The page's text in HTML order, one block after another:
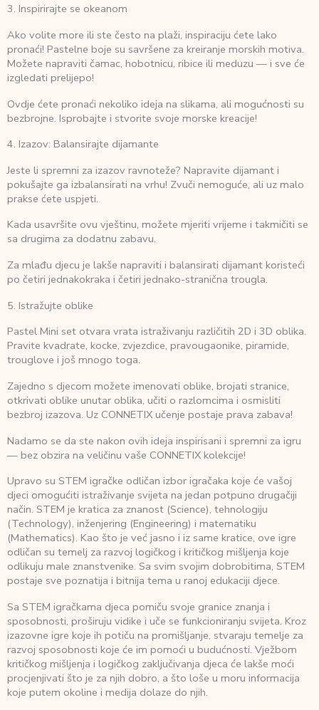
3. Inspirirajte se okeanom
Ako volite more ili ste često na plaži, inspiraciju ćete lako
pronaći! Pastelne boje su savršene za kreiranje morskih motiva.
Možete napraviti čamac, hobotnicu, ribice ili meduzu — i sve će
izgledati prelijepo!
Ovdje ćete pronaći nekoliko ideja na slikama, ali mogućnosti su
bezbrojne. Isprobajte i stvorite svoje morske kreacije!
4. Izazov: Balansirajte dijamante
Jeste li spremni za izazov ravnoteže? Napravite dijamant i
pokušajte ga izbalansirati na vrhu! Zvuči nemoguće, ali uz malo
prakse ćete uspjeti.
Kada usavršite ovu vještinu, možete mjeriti vrijeme i takmičiti se
sa drugima za dodatnu zabavu.
Za mlađu djecu je lakše napraviti i balansirati dijamant koristeći
po četiri jednakokraka i četiri jednako-stranična trougla.
5. Istražujte oblike
Pastel Mini set otvara vrata istraživanju različitih 2D i 3D oblika.
Pravite kvadrate, kocke, zvjezdice, pravougaonike, piramide,
trouglove i još mnogo toga.
Zajedno s djecom možete imenovati oblike, brojati stranice,
otkrivati oblike unutar oblika, učiti o razlomcima i osmisliti
bezbroj izazova. Uz CONNETIX učenje postaje prava zabava!
Nadamo se da ste nakon ovih ideja inspirisani i spremni za igru
— bez obzira na veličinu vaše CONNETIX kolekcije!
Upravo su STEM igračke odličan izbor igračaka koje će vašoj
djeci omogućiti istraživanje svijeta na jedan potpuno drugačiji
način. STEM je kratica za znanost (Science), tehnologiju
(Technology), inženjering (Engineering) i matematiku
(Mathematics). Kao što je već jasno i iz same kratice, ove igre
odličan su temelj za razvoj logičkog i kritičkog mišljenja koje
odlikuju male znanstvenike. Sa svim svojim dobrobitima, STEM
postaje sve poznatija i bitnija tema u ranoj edukaciji djece.
Sa STEM igračkama djeca pomiču svoje granice znanja i
sposobnosti, proširuju vidike i uče se funkcioniranju svijeta. Kroz
izazovne igre koje ih potiču na promišljanje, stvaraju temelje za
razvoj sposobnosti koje će im pomoći u budućnosti. Vježbom
kritičkog mišljenja i logičkog zaključivanja djeca će lakše moći
procjenjivati što je za njih dobro, a što loše u moru informacija
koje putem okoline i medija dolaze do njih.